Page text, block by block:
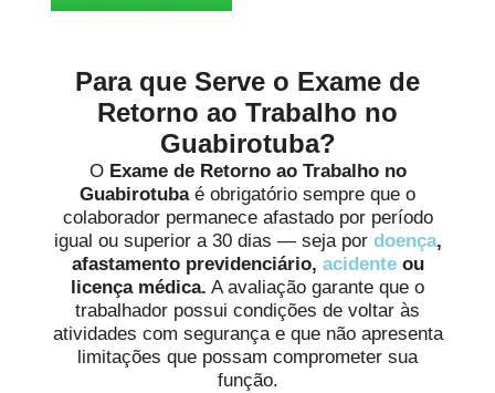
Para que Serve o Exame de
Retorno ao Trabalho no
Guabirotuba?
O Exame de Retorno ao Trabalho no
Guabirotubaé obrigatório sempre que o
colaborador permanece afastado por período
igual ou superior a 30 dias — seja por doença,
afastamento previdenciário, acidenteou
licença médica. A avaliação garante que o
trabalhador possui condições de voltar às
atividades com segurança e que não apresenta
limitações que possam comprometer sua
função.